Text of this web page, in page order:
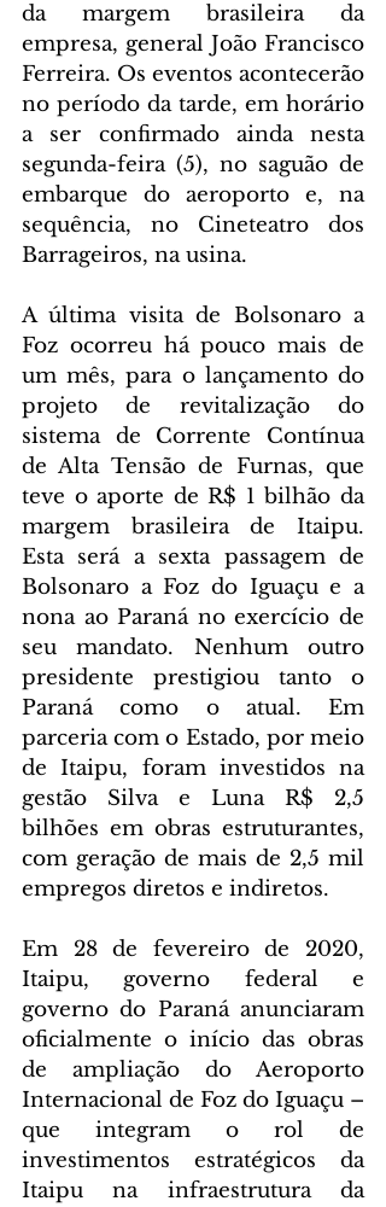
da margem brasileira da
empresa, general João Francisco
Ferreira. Os eventos acontecerão
no período da tarde, em horário
a ser confirmado ainda nesta
segunda-feira (5), no saguão de
embarque do aeroporto e, na
sequência, no Cineteatro dos
Barrageiros, na usina.
A última visita de Bolsonaro a
Foz ocorreu há pouco mais de
um mês, para o lançamento do
projeto de revitalização do
sistema de Corrente Contínua
de Alta Tensão de Furnas, que
teve o aporte de R$ 1 bilhão da
margem brasileira de Itaipu.
Esta será a sexta passagem de
Bolsonaro a Foz do Iguaçu e a
nona ao Paraná no exercício de
seu mandato. Nenhum outro
presidente prestigiou tanto o
Paraná como o atual. Em
parceria com o Estado, por meio
de Itaipu, foram investidos na
gestão Silva e Luna R$ 2,5
bilhões em obras estruturantes,
com geração de mais de 2,5 mil
empregos diretos e indiretos.
Em 28 de fevereiro de 2020,
Itaipu, governo federal e
governo do Paraná anunciaram
oficialmente o início das obras
de ampliação do Aeroporto
Internacional de Foz do Iguaçu –
que integram o rol de
investimentos estratégicos da
Itaipu na infraestrutura da